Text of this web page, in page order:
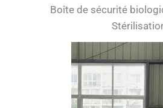
Boîte de sécurité